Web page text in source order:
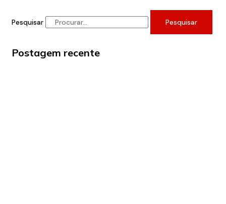
Pesquisar Pesquisar
Postagem recente